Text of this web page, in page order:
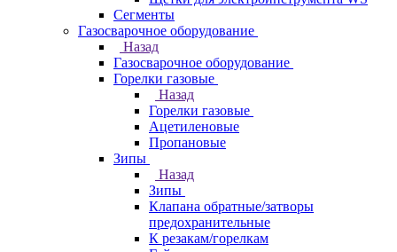
Сегменты
Газосварочное оборудование
Назад
Газосварочное оборудование
Горелки газовые
Назад
Горелки газовые
Ацетиленовые
Пропановые
Зипы
Назад
Зипы
Клапана обратные/затворы
предохранительные
К резакам/горелкам